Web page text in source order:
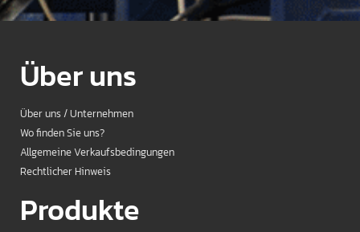
Über uns
Über uns / Unternehmen
Wo finden Sie uns?
Allgemeine Verkaufsbedingungen
Rechtlicher Hinweis
Produkte